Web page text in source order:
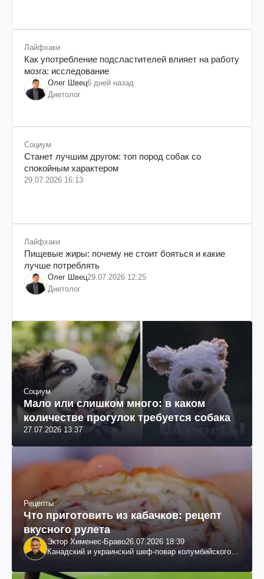
Лайфхаки
Как употребление подсластителей влияет на работу
мозга: исследование
Олег Швец6 дней назад
Диетолог
Социум
Станет лучшим другом: топ пород собак со
спокойным характером
29.07.2026 16:13
Лайфхаки
Пищевые жиры: почему не стоит бояться и какие
лучше потреблять
Олег Швец29.07.2026 12:25
Диетолог
Социум
Мало или слишком много: в каком
количестве прогулок требуется собака
27.07.2026 13:37
Рецепты
Что приготовить из кабачков: рецепт
вкусного рулета
Эктор Хименес-Браво26.07.2026 18:39
Канадский и украинский шеф-повар колумбийского